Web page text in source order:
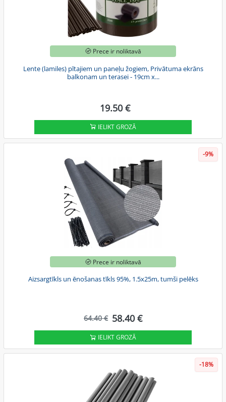
Prece ir noliktavā
Lente (lamiles) pītajiem un paneļu žogiem, Privātuma ekrāns
balkonam un terasei - 19cm x...
19.50 €
IELIKT GROZĀ
-9%
Prece ir noliktavā
Aizsargtīkls un ēnošanas tīkls 95%, 1.5x25m, tumši pelēks
64.40 € 58.40 €
IELIKT GROZĀ
-18%